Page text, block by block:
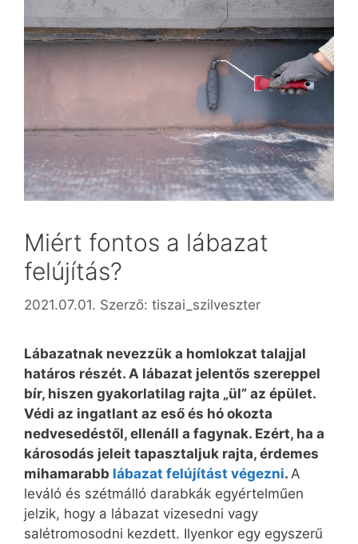
Miért fontos a lábazat
felújítás?
2021.07.01. Szerző: tiszai_szilveszter
Lábazatnak nevezzük a homlokzat talajjal
határos részét. A lábazat jelentős szereppel
bír, hiszen gyakorlatilag rajta „ül” az épület.
Védi az ingatlant az eső és hó okozta
nedvesedéstől, ellenáll a fagynak. Ezért, ha a
károsodás jeleit tapasztaljuk rajta, érdemes
mihamarabb lábazat felújítást végezni. A
leváló és szétmálló darabkák egyértelműen
jelzik, hogy a lábazat vizesedni vagy
salétromosodni kezdett. Ilyenkor egy egyszerű